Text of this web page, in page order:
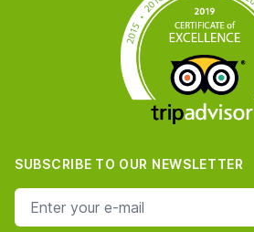
SUBSCRIBE TO OUR NEWSLETTER
e-mail address